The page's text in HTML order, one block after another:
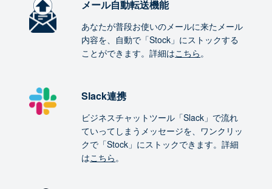
メール自動転送機能
あなたが普段お使いのメールに来たメール
内容を、自動で「Stock」にストックする
ことができます。詳細はこちら。
Slack連携
ビジネスチャットツール「Slack」で流れ
ていってしまうメッセージを、ワンクリッ
クで「Stock」にストックできます。詳細
はこちら。